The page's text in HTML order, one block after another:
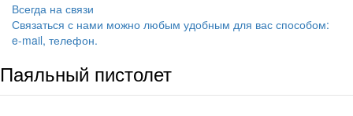
Всегда на связи
Связаться с нами можно любым удобным для вас способом:
e-mail, телефон.
Паяльный пистолет